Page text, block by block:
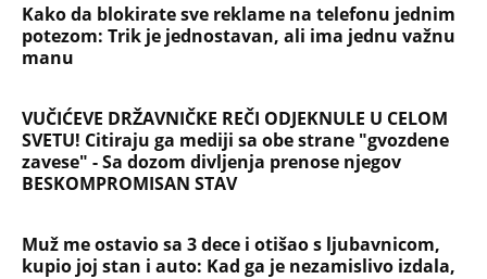
Kako da blokirate sve reklame na telefonu jednim
potezom: Trik je jednostavan, ali ima jednu važnu
manu
VUČIĆEVE DRŽAVNIČKE REČI ODJEKNULE U CELOM
SVETU! Citiraju ga mediji sa obe strane "gvozdene
zavese" - Sa dozom divljenja prenose njegov
BESKOMPROMISAN STAV
Muž me ostavio sa 3 dece i otišao s ljubavnicom,
kupio joj stan i auto: Kad ga je nezamislivo izdala,